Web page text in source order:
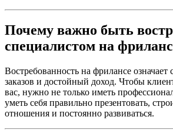
Почему важно быть
специалистом на
Востребованность на фрилансе
заказов и достойный доход. Чтобы
вас, нужно не только иметь
уметь себя правильно презентовать,
отношения и постоянно развиваться.